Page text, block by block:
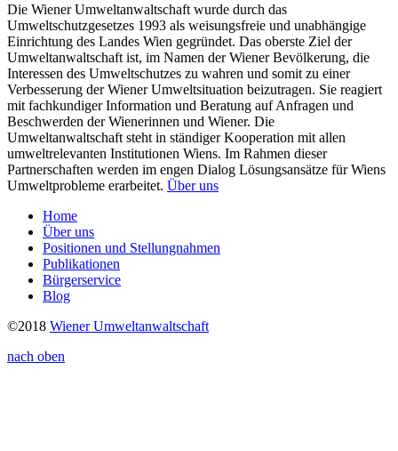
Die Wiener Umweltanwaltschaft wurde durch das
Umweltschutzgesetzes 1993 als weisungsfreie und unabhängige
Einrichtung des Landes Wien gegründet. Das oberste Ziel der
Umweltanwaltschaft ist, im Namen der Wiener Bevölkerung, die
Interessen des Umweltschutzes zu wahren und somit zu einer
Verbesserung der Wiener Umweltsituation beizutragen. Sie reagiert
mit fachkundiger Information und Beratung auf Anfragen und
Beschwerden der Wienerinnen und Wiener. Die
Umweltanwaltschaft steht in ständiger Kooperation mit allen
umweltrelevanten Institutionen Wiens. Im Rahmen dieser
Partnerschaften werden im engen Dialog Lösungsansätze für Wiens
Umweltprobleme erarbeitet. Über uns
Home
Über uns
Positionen und Stellungnahmen
Publikationen
Bürgerservice
Blog
©2018 Wiener Umweltanwaltschaft
nach oben